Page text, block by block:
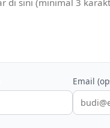
Email